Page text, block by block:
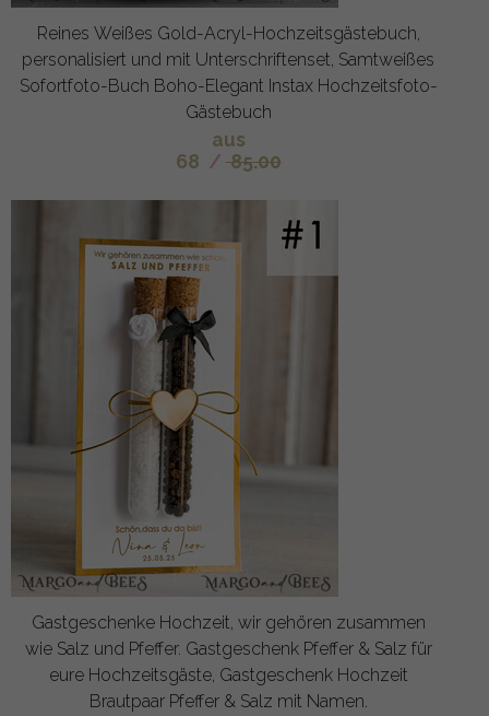
Reines Weißes Gold-Acryl-Hochzeitsgästebuch,
personalisiert und mit Unterschriftenset, Samtweißes
Sofortfoto-Buch Boho-Elegant Instax Hochzeitsfoto-
Gästebuch
aus
68 / 85.00
Gastgeschenke Hochzeit, wir gehören zusammen
wie Salz und Pfeffer. Gastgeschenk Pfeffer & Salz für
eure Hochzeitsgäste, Gastgeschenk Hochzeit
Brautpaar Pfeffer & Salz mit Namen.